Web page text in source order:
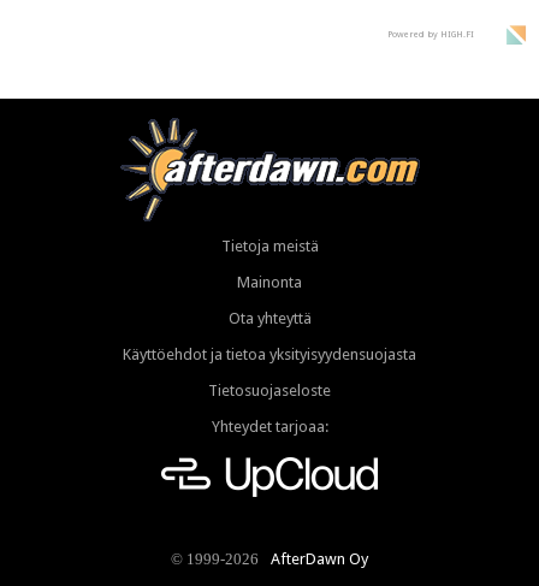
Powered by HIGH.FI
Tietoja meistä
Mainonta
Ota yhteyttä
Käyttöehdot ja tietoa yksityisyydensuojasta
Tietosuojaseloste
Yhteydet tarjoaa:
© 1999-2026 AfterDawn Oy